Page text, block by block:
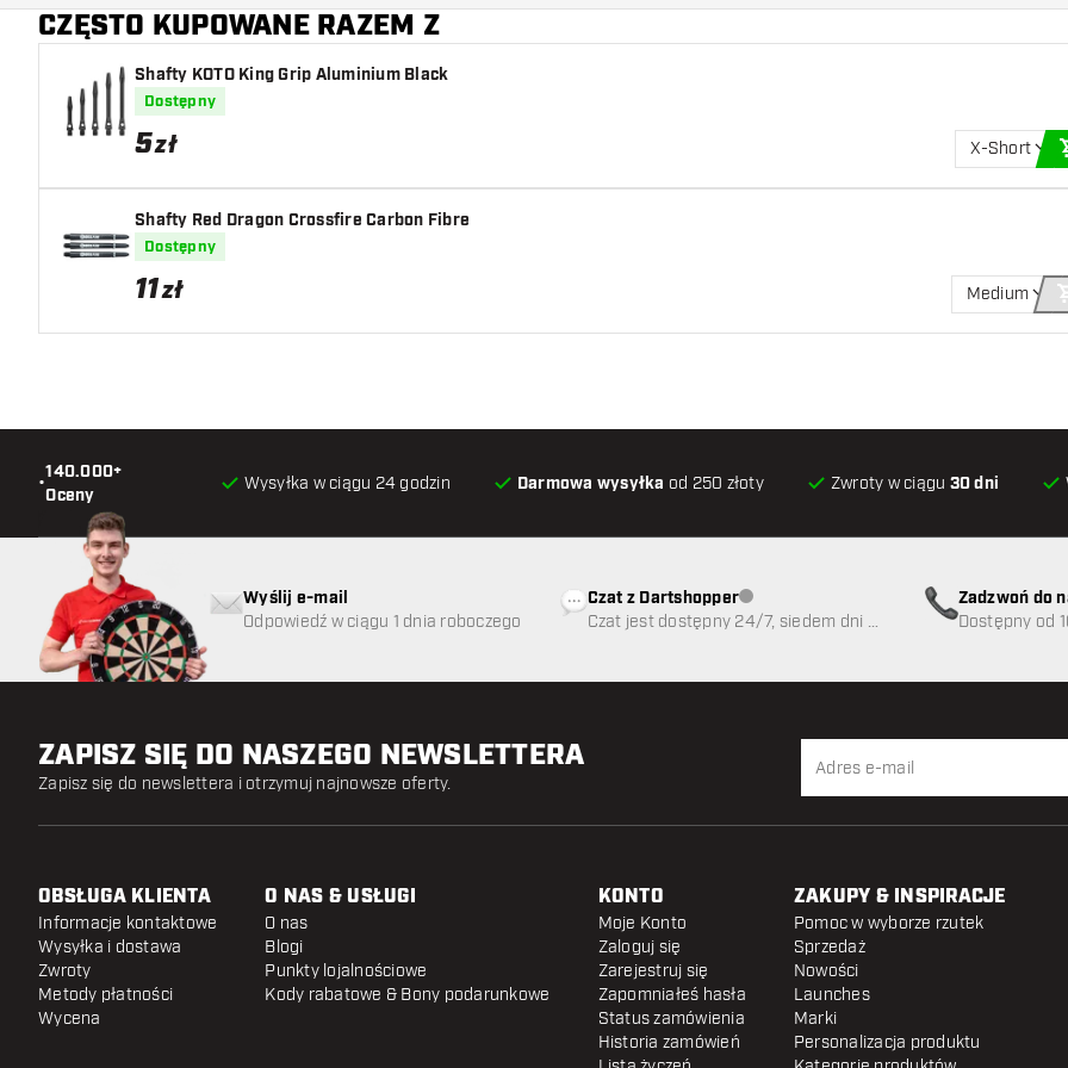
CZĘSTO KUPOWANE RAZEM Z
Shafty KOTO King Grip Aluminium Black
Dostępny
5zł X-Short
Shafty Red Dragon Crossfire Carbon Fibre
Dostępny
11zł Medium
•
140.000+
Oceny
Wysyłka w ciągu 24 godzin Darmowa wysyłka od 250 złoty Zwroty w ciągu 30 dni
Wyślij e-mail
Odpowiedź w ciągu 1 dnia roboczego
Czat z DartshopperObsługa klienta niedostępna
Czat jest dostępny 24/7, siedem dni w
Zadzwoń do
89
Dostępny od
ZAPISZ SIĘ DO NASZEGO NEWSLETTERA
Zapisz się do newslettera i otrzymuj najnowsze oferty.
OBSŁUGA KLIENTA
Informacje kontaktowe
Wysyłka i dostawa
Zwroty
Metody płatności
Wycena
O NAS & USŁUGI
O nas
Blogi
Punkty lojalnościowe
Kody rabatowe & Bony podarunkowe
KONTO
Moje Konto
Zaloguj się
Zarejestruj się
Zapomniałeś hasła
Status zamówienia
Historia zamówień
ZAKUPY & INSPIRACJE
Pomoc w wyborze rzutek
Sprzedaż
Nowości
Launches
Marki
Personalizacja produktu